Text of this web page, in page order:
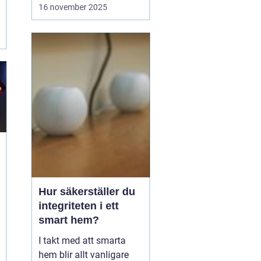
direkt kontroll av digitala
enheter med tanke och
intention. Istället för att
anv&...
16 november 2025
Hur säkerställer du
integriteten i ett
smart hem?
I takt med att smarta
hem blir allt vanligare